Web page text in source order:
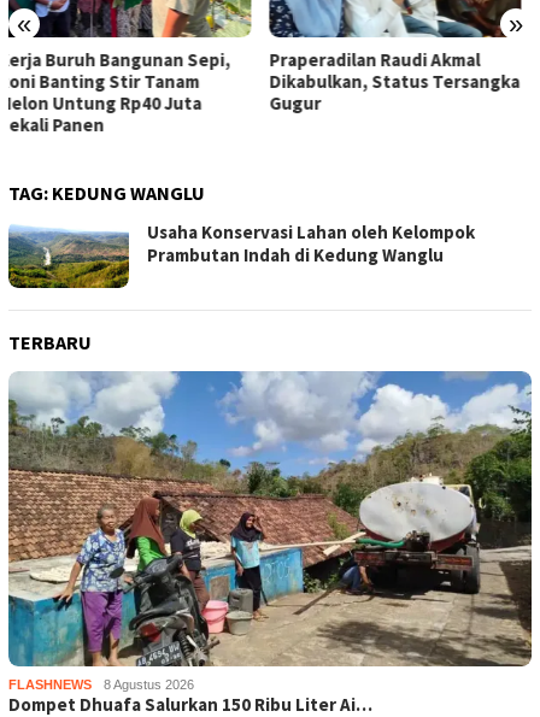
« »
Praperadilan Raudi Akmal
Dikabulkan, Status Tersangka
Gugur
Dompet Dhuafa Salurkan 150
Ribu Liter Air Bersih ke
Pelosok Gunungkidul
TAG: KEDUNG WANGLU
Usaha Konservasi Lahan oleh Kelompok
Prambutan Indah di Kedung Wanglu
TERBARU
FLASHNEWS 8 Agustus 2026
Dompet Dhuafa Salurkan 150 Ribu Liter Ai…